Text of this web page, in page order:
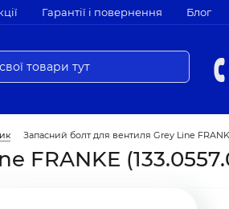
Гарантії і повернення Блог
Запасний болт для вентиля Grey Line
FRANKE